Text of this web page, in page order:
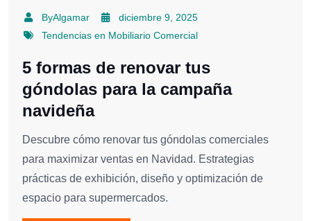
ByAlgamar
diciembre 9, 2025
Tendencias en Mobiliario Comercial
5 formas de renovar tus
góndolas para la campaña
navideña
Descubre cómo renovar tus góndolas comerciales
para maximizar ventas en Navidad. Estrategias
prácticas de exhibición, diseño y optimización de
espacio para supermercados.